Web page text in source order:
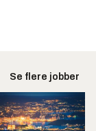
Se flere jobber